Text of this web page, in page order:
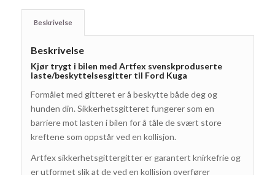
Beskrivelse
Beskrivelse
Kjør trygt i bilen med Artfex svenskproduserte
laste/beskyttelsesgitter til Ford Kuga
Formålet med gitteret er å beskytte både deg og
hunden din. Sikkerhetsgitteret fungerer som en
barriere mot lasten i bilen for å tåle de svært store
kreftene som oppstår ved en kollisjon.
Artfex sikkerhetsgittergitter er garantert knirkefrie og
er utformet slik at de ved en kollisjon overfører